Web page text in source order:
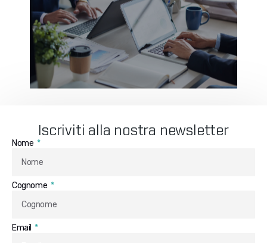
Iscriviti alla nostra newsletter
Nome
Cognome
Email